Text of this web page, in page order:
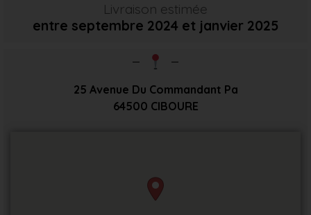
Livraison estimée
entre septembre 2024 et janvier 2025
25 Avenue Du Commandant Pa
64500 CIBOURE